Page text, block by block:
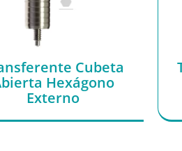
Cubeta
Hexágono
Externo